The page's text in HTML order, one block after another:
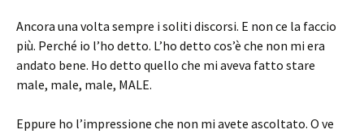
Ancora una volta sempre i soliti discorsi. E non ce la faccio
più. Perché io l’ho detto. L’ho detto cos’è che non mi era
andato bene. Ho detto quello che mi aveva fatto stare
male, male, male, MALE.
Eppure ho l’impressione che non mi avete ascoltato. O ve